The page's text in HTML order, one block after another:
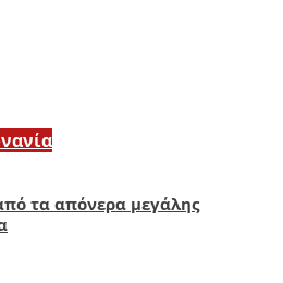
τα απόνερα μεγάλης